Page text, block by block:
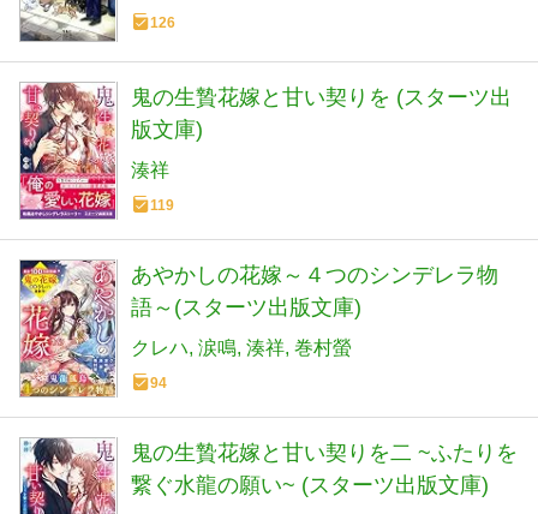
126
鬼の生贄花嫁と甘い契りを (スターツ出
版文庫)
湊祥
119
あやかしの花嫁～４つのシンデレラ物
語～(スターツ出版文庫)
クレハ 涙鳴 湊祥 巻村螢
94
鬼の生贄花嫁と甘い契りを二 ~ふたりを
繋ぐ水龍の願い~ (スターツ出版文庫)